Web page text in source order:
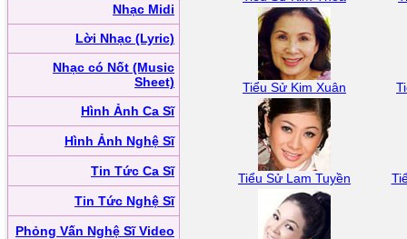
Nhạc Midi
Lời Nhạc (Lyric)
Nhạc có Nốt (Music
Sheet)
Hình Ảnh Ca Sĩ
Hình Ảnh Nghệ Sĩ
Tin Tức Ca Sĩ
Tin Tức Nghệ Sĩ
Phỏng Vấn Nghệ Sĩ Video
Tiểu Sử Kim Xuân
Tiểu Sử Lam Tuyền